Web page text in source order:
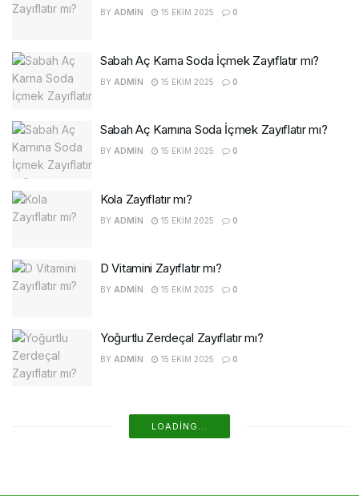
BY ADMIN 15 EKIM 2025 0
Sabah Aç Karna Soda İçmek Zayıflatır mı?
BY ADMIN 15 EKIM 2025 0
Sabah Aç Karnına Soda İçmek Zayıflatır mı?
BY ADMIN 15 EKIM 2025 0
Kola Zayıflatır mı?
BY ADMIN 15 EKIM 2025 0
D Vitamini Zayıflatır mı?
BY ADMIN 15 EKIM 2025 0
Yoğurtlu Zerdeçal Zayıflatır mı?
BY ADMIN 15 EKIM 2025 0
LOADING...